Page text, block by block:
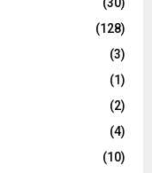
(30)
(128)
(3)
(1)
(2)
(4)
(10)